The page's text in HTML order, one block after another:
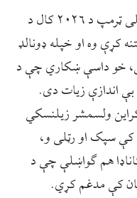
که څه هم پاکستان او اسراییلوله ښاغلی ټرمپ د ۲۰۲۶ کال د
کړې وه او خپله ډونالډ
خو داسې ښکاري چې د
اندازې زیات دی.
ولسمشر زیلنسکي
کې سپک او رټلی و،
هم ګواښلې چې د
ځان کې مدغم کړي.